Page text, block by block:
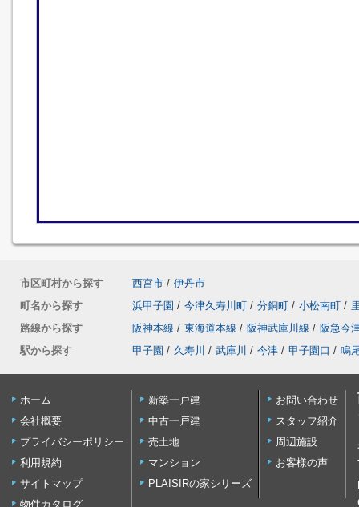
市区町村から探す 西宮市 / 伊丹市
町名から探す
浜甲子園 / 今津久寿川町 / 分銅町 / 小松南町 /
路線から探す
阪神本線 / 東海道本線 / 阪神武庫川線 / 阪急今
駅から探す
甲子園 / 久寿川 / 武庫川 / 今津 / 甲子園口 / 鳴
ホーム
会社概要
プライバシーポリシー
利用規約
サイトマップ
物件カタログ
新築一戸建
中古一戸建
売土地
マンション
PLAISIRの家シリーズ
お問い合わせ
スタッフ紹介
周辺施設
お客様の声